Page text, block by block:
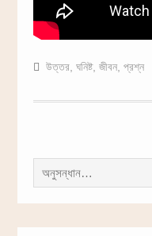
উত্তর, ঘনিষ্ট, জীবন, প্রশ্ন
করাঃ